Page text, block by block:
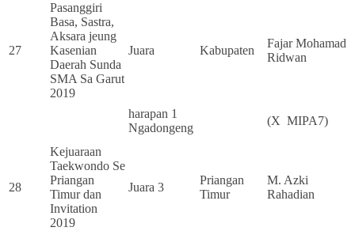
27
Pasanggiri
Basa, Sastra,
Aksara jeung
Kasenian
Daerah Sunda
SMA Sa Garut
2019
Juara Kabupaten
Fajar Mohamad
Ridwan
harapan 1
Ngadongeng
(X MIPA7)
28
Kejuaraan
Taekwondo Se
Priangan
Timur dan
Invitation
2019
Juara 3
Priangan
Timur
M. Azki
Rahadian